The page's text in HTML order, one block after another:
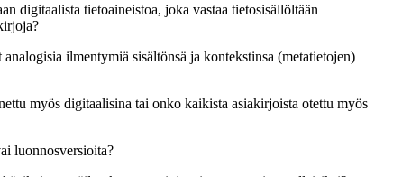
digitaalista tietoaineistoa, joka vastaa tietosisällöltään
ilmentymiä sisältönsä ja kontekstinsa (metatietojen)
myös digitaalisina tai onko kaikista asiakirjoista otettu myös
luonnosversioita?